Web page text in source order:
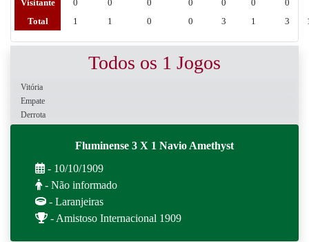
Visitante
0 0 0 0 0 0
0
Total
1 1 0 0 3 1 3
Todos os 1 Jogos
Vitória
Empate
Derrota
Fluminense 3 X 1 Navio Amethyst
- 10/10/1909
- Não informado
- Laranjeiras
- Amistoso Internacional 1909